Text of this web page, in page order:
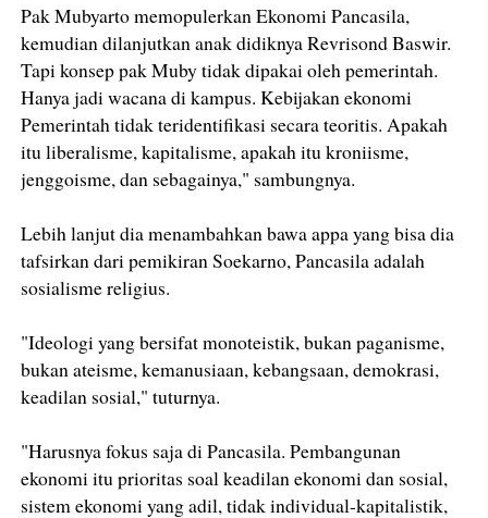
Pak Mubyarto memopulerkan Ekonomi Pancasila,
kemudian dilanjutkan anak didiknya Revrisond Baswir.
Tapi konsep pak Muby tidak dipakai oleh pemerintah.
Hanya jadi wacana di kampus. Kebijakan ekonomi
Pemerintah tidak teridentifikasi secara teoritis. Apakah
itu liberalisme, kapitalisme, apakah itu kroniisme,
jenggoisme, dan sebagainya," sambungnya.
Lebih lanjut dia menambahkan bawa appa yang bisa dia
tafsirkan dari pemikiran Soekarno, Pancasila adalah
sosialisme religius.
"Ideologi yang bersifat monoteistik, bukan paganisme,
bukan ateisme, kemanusiaan, kebangsaan, demokrasi,
keadilan sosial," tuturnya.
"Harusnya fokus saja di Pancasila. Pembangunan
ekonomi itu prioritas soal keadilan ekonomi dan sosial,
sistem ekonomi yang adil, tidak individual-kapitalistik,